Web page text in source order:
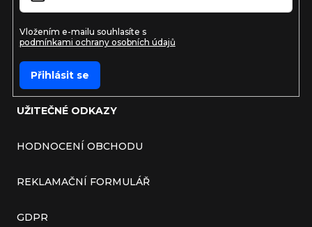
UŽITEČNÉ ODKAZY
HODNOCENÍ OBCHODU
REKLAMAČNÍ FORMULÁŘ
GDPR
Vložením e-mailu souhlasíte s
podmínkami ochrany osobních údajů
Přihlásit se